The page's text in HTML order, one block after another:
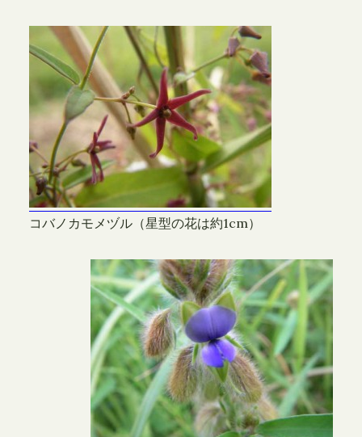
コバノカモメヅル（星型の花は約1cm）